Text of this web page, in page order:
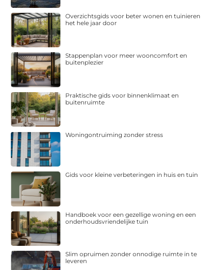
Overzichtsgids voor beter wonen en tuinieren
het hele jaar door
Stappenplan voor meer wooncomfort en
buitenplezier
Praktische gids voor binnenklimaat en
buitenruimte
Woningontruiming zonder stress
Gids voor kleine verbeteringen in huis en tuin
Handboek voor een gezellige woning en een
onderhoudsvriendelijke tuin
Slim opruimen zonder onnodige ruimte in te
leveren